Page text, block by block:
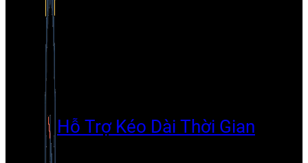
Hỗ Trợ Kéo Dài Thời Gian